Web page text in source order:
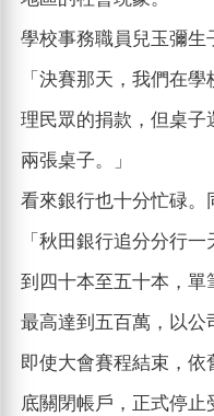
學校事務職員兒玉彌生
「決賽那天，我們在
理民眾的捐款，但桌子
兩張桌子。」
看來銀行也十分忙碌。
「秋田銀行追分分行
到四十本至五十本，單
最高達到五百萬，以公
即使大會賽程結束，依
底關閉帳戶，正式停止